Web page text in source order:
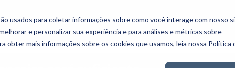
usados para coletar informações sobre como você interage com nosso
e personalizar sua experiência e para análises e métricas sobre
mais informações sobre os cookies que usamos, leia nossa Política
Vídeos Stories Inscreva-se